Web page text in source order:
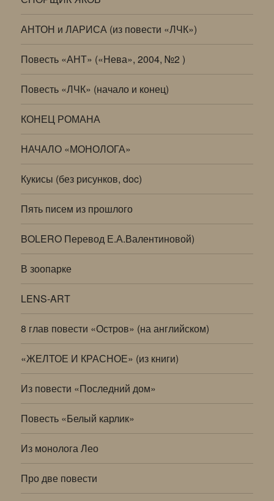
АНТОН и ЛАРИСА (из повести «ЛЧК»)
Повесть «АНТ» («Нева», 2004, №2 )
Повесть «ЛЧК» (начало и конец)
КОНЕЦ РОМАНА
НАЧАЛО «МОНОЛОГА»
Кукисы (без рисунков, doc)
Пять писем из прошлого
BOLERO Перевод Е.А.Валентиновой)
В зоопарке
LENS-ART
8 глав повести «Остров» (на английском)
«ЖЕЛТОЕ И КРАСНОЕ» (из книги)
Из повести «Последний дом»
Повесть «Белый карлик»
Из монолога Лео
Про две повести